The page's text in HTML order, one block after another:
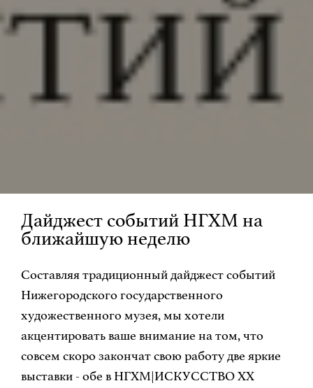
Дайджест событий НГХМ на
ближайшую неделю
Составляя традиционный дайджест событий
Нижегородского государственного
художественного музея, мы хотели
акцентировать ваше внимание на том, что
совсем скоро закончат свою работу две яркие
выставки - обе в НГХМ|ИСКУССТВО XX